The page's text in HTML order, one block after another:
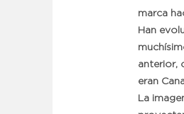
marca
Han
anterior,
eran
La